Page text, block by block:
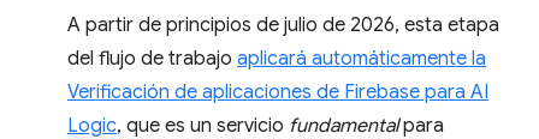
A partir de principios de julio de 2026, esta etapa
del flujo de trabajo aplicará automáticamente la
Verificación de aplicaciones de Firebase para AI
Logic, que es un servicio fundamentalpara